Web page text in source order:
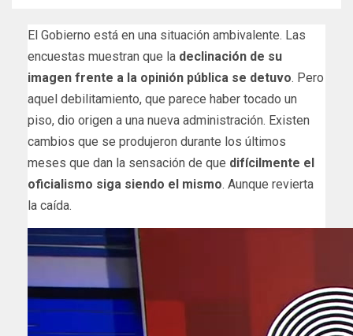
El Gobierno está en una situación ambivalente. Las
encuestas muestran que la declinación de su
imagen frente a la opinión pública se detuvo. Pero
aquel debilitamiento, que parece haber tocado un
piso, dio origen a una nueva administración. Existen
cambios que se produjeron durante los últimos
meses que dan la sensación de que difícilmente el
oficialismo siga siendo el mismo. Aunque revierta
la caída.